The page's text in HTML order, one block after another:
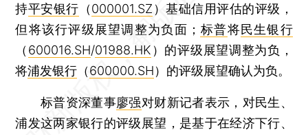
持平安银行 （000001.SZ ）基础信用评估的评级，
但将该行评级展望调整为负面； 标普将民生银行
（ 600016.SH/01988.HK ）的评级展望调整为负，
将浦发银行 （600000.SH）的评级展望确认为负。
标普资深董事廖强对财新记者表示，对民生、
浦发这两家银行的评级展望，是基于在经济下行、